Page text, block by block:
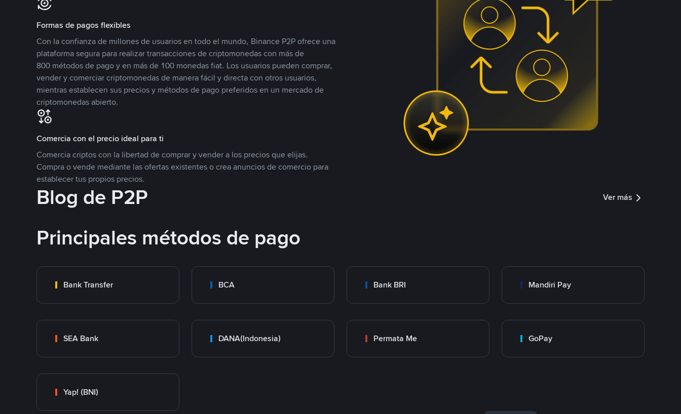
Formas de pagos flexibles
Con la confianza de millones de usuarios en todo el mundo, Binance P2P ofrece una
plataforma segura para realizar transacciones de criptomonedas con más de
800 métodos de pago y en más de 100 monedas fiat. Los usuarios pueden comprar,
vender y comerciar criptomonedas de manera fácil y directa con otros usuarios,
mientras establecen sus precios y métodos de pago preferidos en un mercado de
criptomonedas abierto.
Comercia con el precio ideal para ti
Comercia criptos con la libertad de comprar y vender a los precios que elijas.
Compra o vende mediante las ofertas existentes o crea anuncios de comercio para
establecer tus propios precios.
Blog de P2P Ver más
Principales métodos de pago
Bank Transfer BCA Bank BRI Mandiri Pay
SEA Bank DANA(Indonesia) Permata Me GoPay
Yap! (BNI)